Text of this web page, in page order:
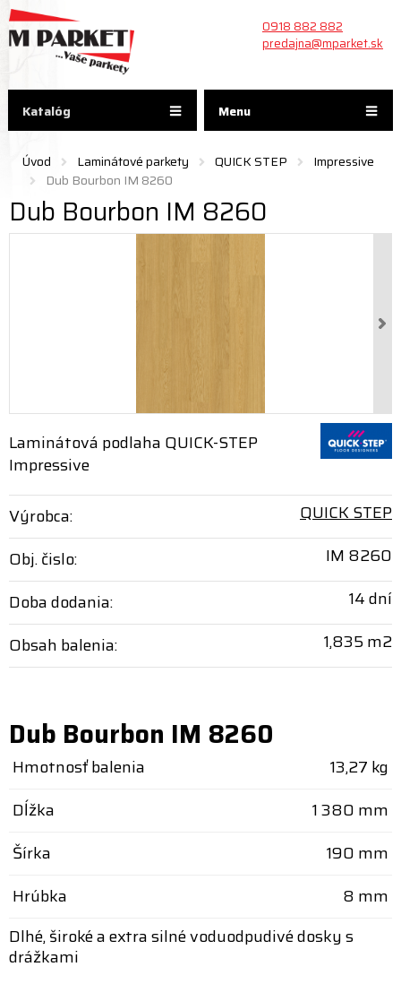
Menu
0918 882 882
predajna@mparket.sk
Úvod Laminátové parkety QUICK STEP
Impressive
Dub Bourbon IM 8260
Dub Bourbon IM 8260
Laminátová podlaha QUICK-STEP
Impressive
Výrobca:
QUICK STEP
Obj. čislo:
IM 8260
Doba dodania:
14 dní
Obsah balenia:
1,835 m2
Dub Bourbon IM 8260
Hmotnosť balenia
13,27 kg
Dĺžka
1 380 mm
Šírka
190 mm
Hrúbka
8 mm
Dlhé, široké a extra silné voduodpudivé dosky s
drážkami
Katalóg